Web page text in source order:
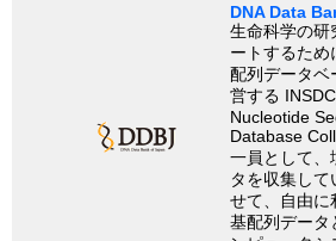
DNA Data
生命科学の研
ートするため
配列データベ
営する
Nucleotide
Database
一員として、
タを収集して
せて、自由に
基配列データ